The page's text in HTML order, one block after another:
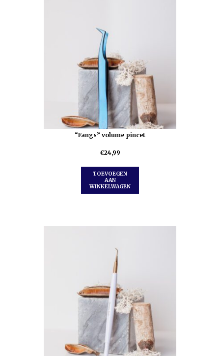
“Fangs” volume pincet
€24,99
TOEVOEGEN
AAN
WINKELWAGEN